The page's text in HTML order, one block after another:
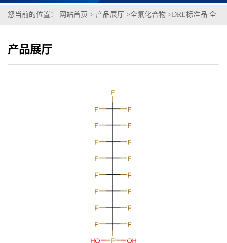
您当前的位置： 网站首页 > 产品展厅 >全氟化合物 >DRE标准品 全
产品展厅